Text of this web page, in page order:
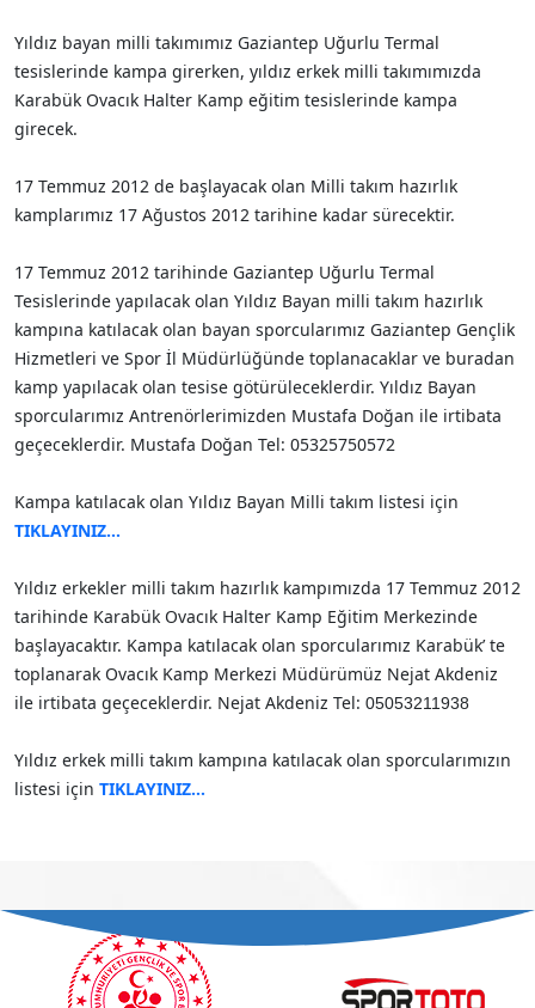
Yıldız bayan milli takımımız Gaziantep Uğurlu Termal
tesislerinde kampa girerken, yıldız erkek milli takımımızda
Karabük Ovacık Halter Kamp eğitim tesislerinde kampa
girecek.
17 Temmuz 2012 de başlayacak olan Milli takım hazırlık
kamplarımız 17 Ağustos 2012 tarihine kadar sürecektir.
17 Temmuz 2012 tarihinde Gaziantep Uğurlu Termal
Tesislerinde yapılacak olan Yıldız Bayan milli takım hazırlık
kampına katılacak olan bayan sporcularımız Gaziantep Gençlik
Hizmetleri ve Spor İl Müdürlüğünde toplanacaklar ve buradan
kamp yapılacak olan tesise götürüleceklerdir. Yıldız Bayan
sporcularımız Antrenörlerimizden Mustafa Doğan ile irtibata
geçeceklerdir. Mustafa Doğan Tel: 05325750572
Kampa katılacak olan Yıldız Bayan Milli takım listesi için
TIKLAYINIZ…
Yıldız erkekler milli takım hazırlık kampımızda 17 Temmuz 2012
tarihinde Karabük Ovacık Halter Kamp Eğitim Merkezinde
başlayacaktır. Kampa katılacak olan sporcularımız Karabük’ te
toplanarak Ovacık Kamp Merkezi Müdürümüz Nejat Akdeniz
ile irtibata geçeceklerdir. Nejat Akdeniz Tel: 05053211938
Yıldız erkek milli takım kampına katılacak olan sporcularımızın
listesi için TIKLAYINIZ…